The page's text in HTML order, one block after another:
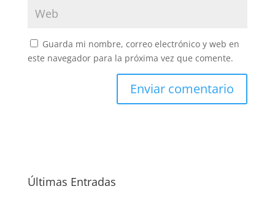
Guarda mi nombre, correo electrónico y web en
este navegador para la próxima vez que comente.
Últimas Entradas